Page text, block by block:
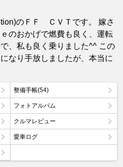
のＦＦ ＣＶＴです。 嫁さ
のおかげで燃費も良く、運転
、私も良く乗りました^^ この
なり手放しましたが、本当に
整備手帳(54)
フォトアルバム
クルマレビュー
愛車ログ